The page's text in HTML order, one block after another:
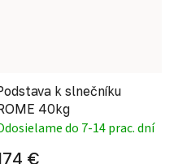
k slnečníku
40kg
do 7-14 prac. dní
€